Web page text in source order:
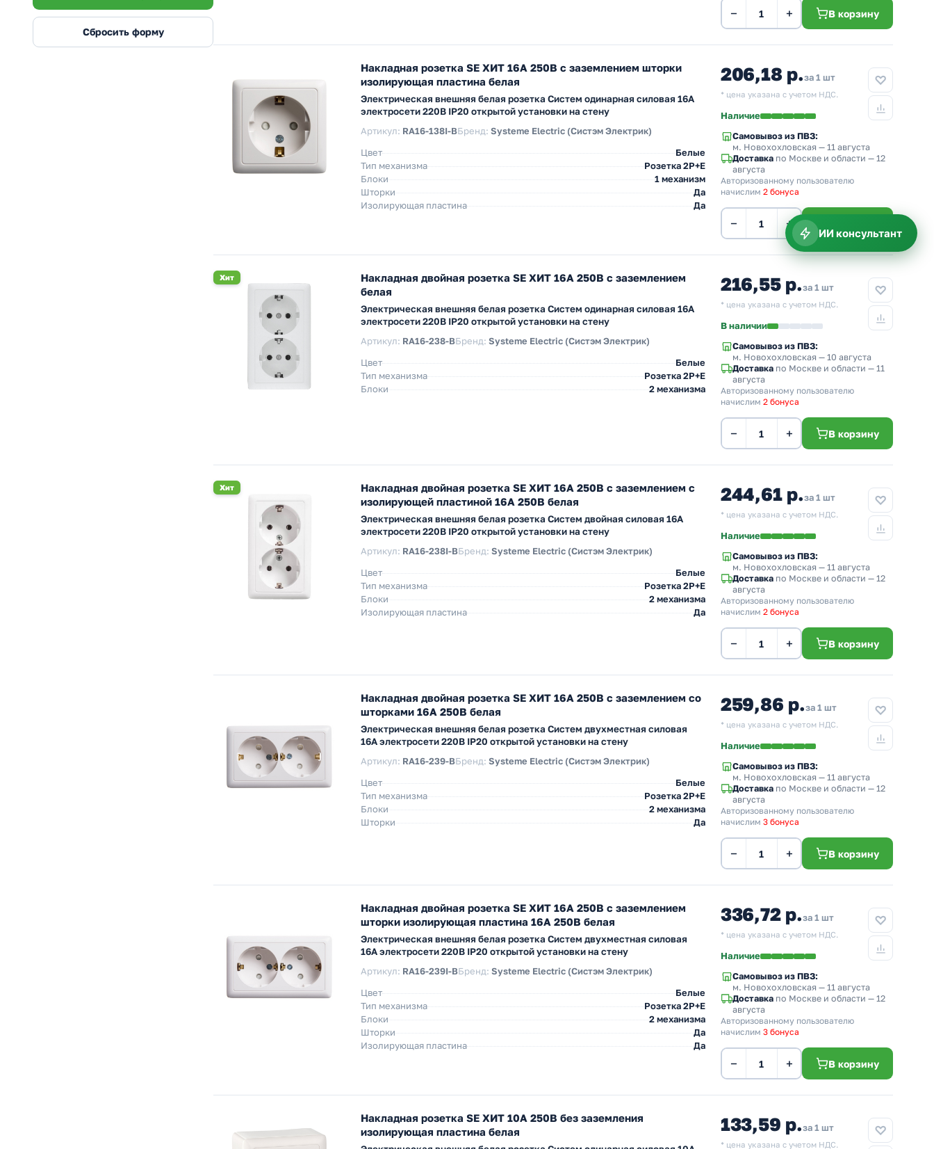
Сбросить форму
− + В корзину
Накладная розетка SE ХИТ 16А 250В с заземлением шторки
изолирующая пластина белая
Электрическая внешняя белая розетка Систем одинарная силовая 16А
электросети 220В IP20 открытой установки на стену
Артикул: RA16-138I-BБренд: Systeme Electric (Систэм Электрик)
Цвет
Белые
Тип механизма
Розетка 2Р+Е
Блоки
1 механизм
Шторки
Да
Изолирующая пластина
Да
206,18 р.за 1 шт
* цена указана с учетом НДС.
Наличие
Самовывоз из ПВЗ:
м. Новохохловская — 11 августа
Доставка по Москве и области — 12
августа
Авторизованному пользователю
начислим 2 бонуса
− +
Хит
Накладная двойная розетка SE ХИТ 16А 250В с заземлением
белая
Электрическая внешняя белая розетка Систем одинарная силовая 16А
электросети 220В IP20 открытой установки на стену
Артикул: RA16-238-BБренд: Systeme Electric (Систэм Электрик)
Цвет
Белые
Тип механизма
Розетка 2Р+Е
Блоки
2 механизма
216,55 р.за 1 шт
* цена указана с учетом НДС.
В наличии
Самовывоз из ПВЗ:
м. Новохохловская — 10 августа
Доставка по Москве и области — 11
августа
Авторизованному пользователю
начислим 2 бонуса
− + В корзину
Хит
Накладная двойная розетка SE ХИТ 16А 250В с заземлением с
изолирующей пластиной 16А 250В белая
Электрическая внешняя белая розетка Систем двойная силовая 16А
электросети 220В IP20 открытой установки на стену
Артикул: RA16-238I-BБренд: Systeme Electric (Систэм Электрик)
Цвет
Белые
Тип механизма
Розетка 2Р+Е
Блоки
2 механизма
Изолирующая пластина
Да
244,61 р.за 1 шт
* цена указана с учетом НДС.
Наличие
Самовывоз из ПВЗ:
м. Новохохловская — 11 августа
Доставка по Москве и области — 12
августа
Авторизованному пользователю
начислим 2 бонуса
− + В корзину
Накладная двойная розетка SE ХИТ 16А 250В с заземлением со
шторками 16А 250В белая
Электрическая внешняя белая розетка Систем двухместная силовая
16А электросети 220В IP20 открытой установки на стену
Артикул: RA16-239-BБренд: Systeme Electric (Систэм Электрик)
Цвет
Белые
Тип механизма
Розетка 2Р+Е
Блоки
2 механизма
Шторки
Да
259,86 р.за 1 шт
* цена указана с учетом НДС.
Наличие
Самовывоз из ПВЗ:
м. Новохохловская — 11 августа
Доставка по Москве и области — 12
августа
Авторизованному пользователю
начислим 3 бонуса
− + В корзину
Накладная двойная розетка SE ХИТ 16А 250В с заземлением
шторки изолирующая пластина 16А 250В белая
Электрическая внешняя белая розетка Систем двухместная силовая
16А электросети 220В IP20 открытой установки на стену
Артикул: RA16-239I-BБренд: Systeme Electric (Систэм Электрик)
Цвет
Белые
Тип механизма
Розетка 2Р+Е
Блоки
2 механизма
Шторки
Да
Изолирующая пластина
Да
336,72 р.за 1 шт
* цена указана с учетом НДС.
Наличие
Самовывоз из ПВЗ:
м. Новохохловская — 11 августа
Доставка по Москве и области — 12
августа
Авторизованному пользователю
начислим 3 бонуса
− + В корзину
Накладная розетка SE ХИТ 10А 250В без заземления
изолирующая пластина белая
133,59 р.за 1 шт
* цена указана с учетом НДС.
ИИ консультант